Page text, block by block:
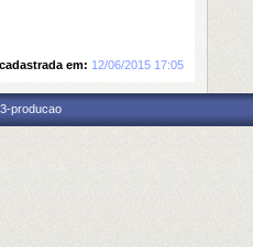
em: 12/06/2015 17:05
producao